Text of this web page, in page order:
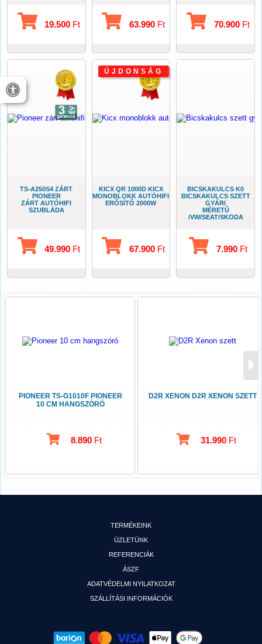
19.500 Ft 63.990Ft 70.900Ft
TS-A250S4 ZÁRT
PIONEER
ZÁRT AUTÓHIFI
SZUBLÁDA
49.990 Ft
KICX QR 1000D KICX
MONOBLOKK AUTÓHIFI
ERŐSÍTŐ 2000W
67.900Ft
ÚJDONSÁG
BICSKAKULCS K0
BICSKAKULCS SZETT
GYÁRI
MÉRETŰ
/VW/SEAT/SKODA
7.990Ft
PIONEER TS-G1010F PIONEER
10 CM HANGSZÓRÓ
8.890 Ft
D2R XENON D2R XENON SZETT
31.990 Ft
TERMÉKEINK
ÜZLETÜNK
REFERENCIÁK
ÁSZF
ADATVÉDELMI NYILATKOZAT
SZÁLLÍTÁSI INFORMÁCIÓK